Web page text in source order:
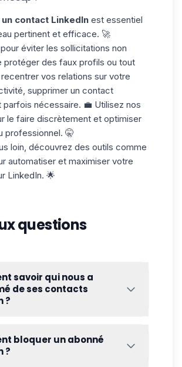
contact LinkedIn est essentiel
pertinent et efficace. 🚀
éviter les sollicitations non
protéger des faux profils ou tout
vos relations sur votre
supprimer un contact
parfois nécessaire. 💼 Utilisez nos
le faire discrètement et optimiser
professionnel. 🤫
loin, découvrez des outils comme
automatiser et maximiser votre
LinkedIn. 🌟
questions
savoir qui nous a
de ses contacts
?
personne vous supprime de ses
Pour découvrir si quelqu'un vous
bloquer un abonné
?